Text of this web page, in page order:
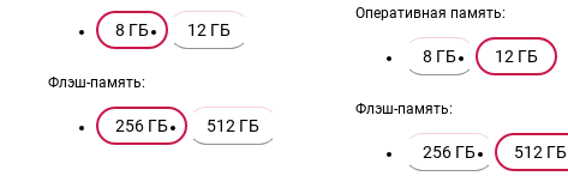
8 ГБ 12 ГБ
Флэш-память:
256 ГБ 512 ГБ
Оперативная память:
8 ГБ 12 ГБ
Флэш-память:
256 ГБ 512 ГБ